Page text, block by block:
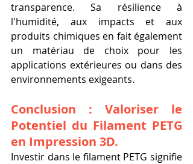
transparence. Sa résilience à
l'humidité, aux impacts et aux
produits chimiques en fait également
un matériau de choix pour les
applications extérieures ou dans des
environnements exigeants.
Conclusion : Valoriser le
Potentiel du Filament PETG
en Impression 3D.
Investir dans le filament PETG signifie